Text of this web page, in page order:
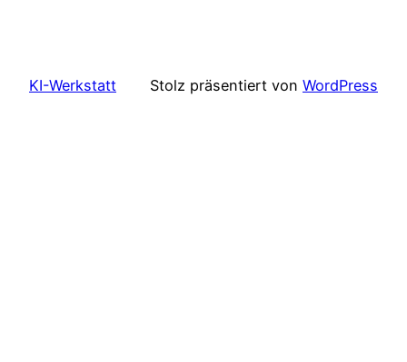
KI-Werkstatt Stolz präsentiert von WordPress